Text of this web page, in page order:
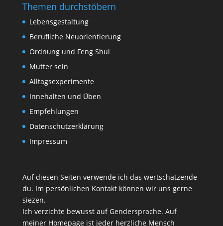
Themen durchstöbern
Lebensgestaltung
Berufliche Neuorientierung
Ordnung und Feng Shui
Mutter sein
Alltagsexperimente
Innehalten und Üben
Empfehlungen
Datenschutzerklärung
Impressum
Auf diesen Seiten verwende ich das wertschätzende
du. Im persönlichen Kontakt können wir uns gerne
siezen.
Ich verzichte bewusst auf Gendersprache. Auf
meiner Homepage ist jeder herzliche Mensch